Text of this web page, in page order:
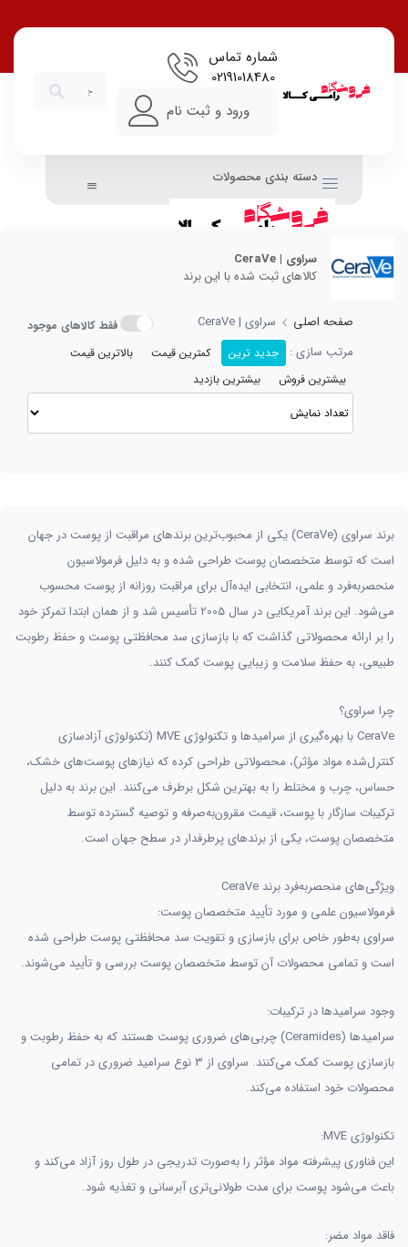
شماره تماس
02191018480
ورود و ثبت نام
دسته بندی محصولات
سراوی | CeraVe
کالاهای ثبت شده با این برند
صفحه اصلی سراوی | CeraVe فقط کالاهای موجود
مرتب سازی : جدید ترین کمترین قیمت
بالاترین قیمت
بیشترین فروش
بیشترین بازدید
برند سراوی (CeraVe) یکی از محبوب‌ترین برندهای مراقبت از پوست در جهان
است که توسط متخصصان پوست طراحی شده و به دلیل فرمولاسیون
منحصربه‌فرد و علمی، انتخابی ایده‌آل برای مراقبت روزانه از پوست محسوب
می‌شود. این برند آمریکایی در سال 2005 تأسیس شد و از همان ابتدا تمرکز خود
را بر ارائه محصولاتی گذاشت که با بازسازی سد محافظتی پوست و حفظ رطوبت
طبیعی، به حفظ سلامت و زیبایی پوست کمک کنند.
چرا سراوی؟
CeraVe با بهره‌گیری از سرامیدها و تکنولوژی MVE (تکنولوژی آزادسازی
کنترل‌شده مواد مؤثر)، محصولاتی طراحی کرده که نیازهای پوست‌های خشک،
حساس، چرب و مختلط را به بهترین شکل برطرف می‌کنند. این برند به دلیل
ترکیبات سازگار با پوست، قیمت مقرون‌به‌صرفه و توصیه گسترده توسط
متخصصان پوست، یکی از برندهای پرطرفدار در سطح جهان است.
ویژگی‌های منحصربه‌فرد برند CeraVe
فرمولاسیون علمی و مورد تأیید متخصصان پوست:
سراوی به‌طور خاص برای بازسازی و تقویت سد محافظتی پوست طراحی شده
است و تمامی محصولات آن توسط متخصصان پوست بررسی و تأیید می‌شوند.
وجود سرامیدها در ترکیبات:
سرامیدها (Ceramides) چربی‌های ضروری پوست هستند که به حفظ رطوبت و
بازسازی پوست کمک می‌کنند. سراوی از 3 نوع سرامید ضروری در تمامی
محصولات خود استفاده می‌کند.
تکنولوژی MVE:
این فناوری پیشرفته مواد مؤثر را به‌صورت تدریجی در طول روز آزاد می‌کند و
باعث می‌شود پوست برای مدت طولانی‌تری آبرسانی و تغذیه شود.
فاقد مواد مضر: